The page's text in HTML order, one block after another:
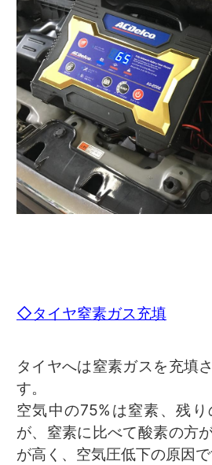
◇タイヤ窒素ガス充填
タイヤへは窒素ガスを充填
す。
空気中の75%は窒素、残
が、窒素に比べて酸素の方
が高く、空気圧低下の原因で